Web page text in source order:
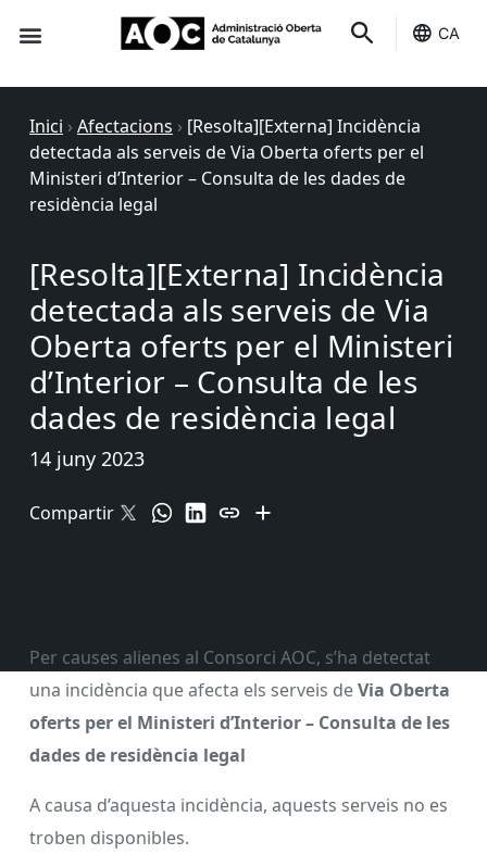
CA
Inici › Afectacions › [Resolta][Externa] Incidència
detectada als serveis de Via Oberta oferts per el
Ministeri d’Interior – Consulta de les dades de
residència legal
[Resolta][Externa] Incidència
detectada als serveis de Via
Oberta oferts per el Ministeri
d’Interior – Consulta de les
dades de residència legal
14 juny 2023
Compartir
Per causes alienes al Consorci AOC, s’ha detectat
una incidència que afecta els serveis deVia Oberta
oferts per el Ministeri d’Interior – Consulta de les
dades de residència legal
A causa d’aquesta incidència, aquests serveis no es
troben disponibles.